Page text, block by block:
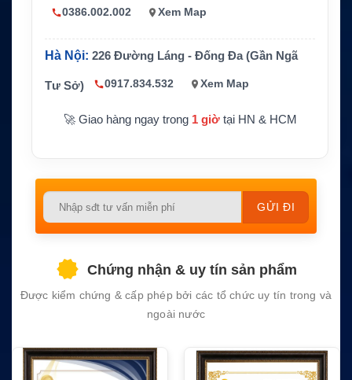
0386.002.002 Xem Map
Hà Nội: 226 Đường Láng - Đống Đa (Gần Ngã
Tư Sở) 0917.834.532 Xem Map
🚀 Giao hàng ngay trong 1 giờtại HN & HCM
Please
empty.
Chứng nhận & uy tín sản phẩm
Được kiểm chứng & cấp phép bởi các tổ chức uy tín trong và
ngoài nước